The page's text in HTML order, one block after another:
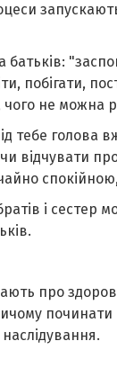
батьків:
побігати,
не можна
тебе голова
відчувати
і сестер
про